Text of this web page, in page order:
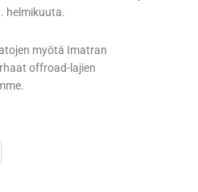
helmikuuta.
myötä Imatran
offroad-lajien